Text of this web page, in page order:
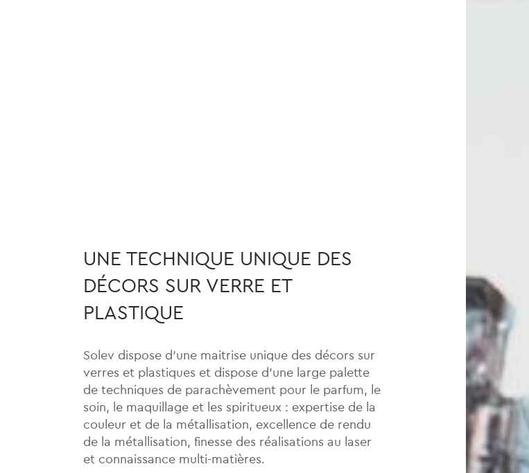
UNE TECHNIQUE UNIQUE DES
DÉCORS SUR VERRE ET
PLASTIQUE
Solev dispose d’une maitrise unique des décors sur
verres et plastiques et dispose d’une large palette
de techniques de parachèvement pour le parfum, le
soin, le maquillage et les spiritueux : expertise de la
couleur et de la métallisation, excellence de rendu
de la métallisation, finesse des réalisations au laser
et connaissance multi-matières.